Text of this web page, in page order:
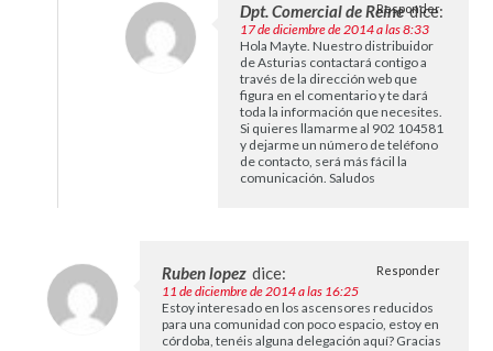
Dpt. Comercial de Reine dice:
17 de diciembre de 2014 a las 8:33
Hola Mayte. Nuestro distribuidor
de Asturias contactará contigo a
través de la dirección web que
figura en el comentario y te dará
toda la información que necesites.
Si quieres llamarme al 902 104581
y dejarme un número de teléfono
de contacto, será más fácil la
comunicación. Saludos
Responder
Ruben lopez dice:
11 de diciembre de 2014 a las 16:25
Estoy interesado en los ascensores reducidos
para una comunidad con poco espacio, estoy en
córdoba, tenéis alguna delegación aquí? Gracias
Responder